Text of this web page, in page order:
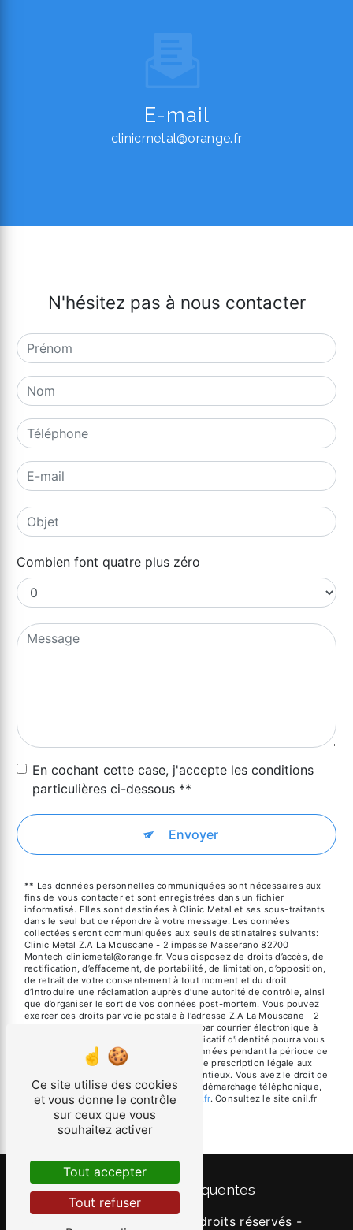
E-mail
clinicmetal@orange.fr
N'hésitez pas à nous contacter
Combien font quatre plus zéro
En cochant cette case, j'accepte les conditions
particulières ci-dessous **
Envoyer
** Les données personnelles communiquées sont nécessaires aux
fins de vous contacter et sont enregistrées dans un fichier
informatisé. Elles sont destinées à Clinic Metal et ses sous-traitants
dans le seul but de répondre à votre message. Les données
collectées seront communiquées aux seuls destinataires suivants:
Clinic Metal Z.A La Mouscane - 2 impasse Masserano 82700
Montech clinicmetal@orange.fr. Vous disposez de droits d’accès, de
rectification, d’effacement, de portabilité, de limitation, d’opposition,
de retrait de votre consentement à tout moment et du droit
d’introduire une réclamation auprès d’une autorité de contrôle, ainsi
que d’organiser le sort de vos données post-mortem. Vous pouvez
exercer ces droits par voie postale à l'adresse Z.A La Mouscane - 2
impasse Masserano 82700 Montech ou par courrier électronique à
l'adresse clinicmetal@orange.fr. Un justificatif d'identité pourra vous
être demandé. Nous conservons vos données pendant la période de
prise de contact puis pendant la durée de prescription légale aux
fins probatoires et de gestion des contentieux. Vous avez le droit de
vous inscrire sur la liste d'opposition au démarchage téléphonique,
disponible à cette adresse:Bloctel.gouv.fr. Consultez le site cnil.fr
pour plus d’informations sur vos droits.
Recherches fréquentes
- 2026 - Tous droits réservés -
Ce site utilise des cookies
et vous donne le contrôle
sur ceux que vous
souhaitez activer
Tout accepter
Tout refuser